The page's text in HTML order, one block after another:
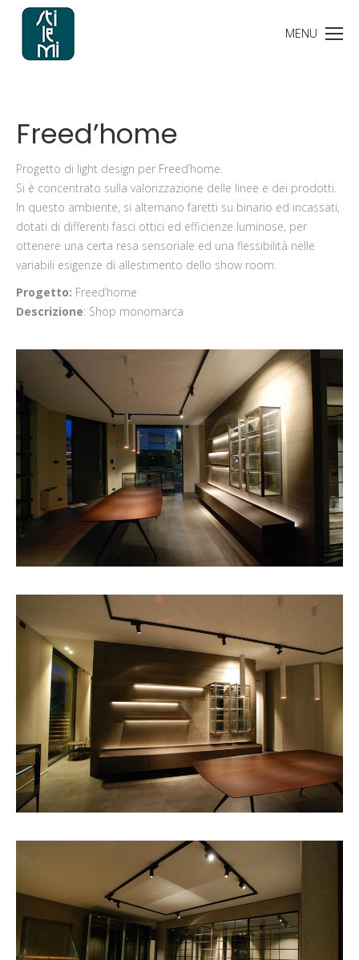
Freed’home
Progetto di light design per Freed’home.
Si è concentrato sulla valorizzazione delle linee e dei prodotti.
In questo ambiente, si alternano faretti su binario ed incassati,
dotati di differenti fasci ottici ed efficienze luminose, per
ottenere una certa resa sensoriale ed una flessibilità nelle
variabili esigenze di allestimento dello show room.
Progetto: Freed’home
Descrizione: Shop monomarca